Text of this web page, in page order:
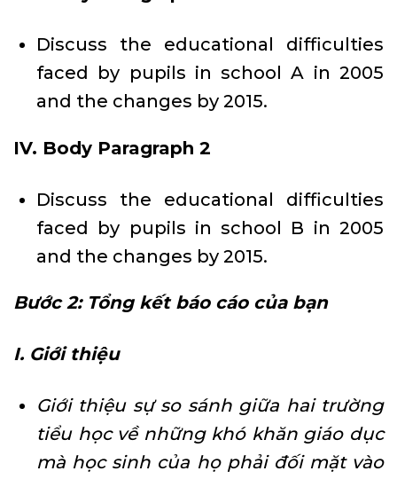
Discuss the educational difficulties
faced by pupils in school A in 2005
and the changes by 2015.
IV. Body Paragraph 2
Discuss the educational difficulties
faced by pupils in school B in 2005
and the changes by 2015.
Bước 2: Tổng kết báo cáo của bạn
I. Giới thiệu
Giới thiệu sự so sánh giữa hai trường
tiểu học về những khó khăn giáo dục
mà học sinh của họ phải đối mặt vào